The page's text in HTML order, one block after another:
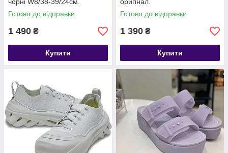
Готово до відправки
1 490 ₴
Купити
Готово до відправки
1 390 ₴
Купити